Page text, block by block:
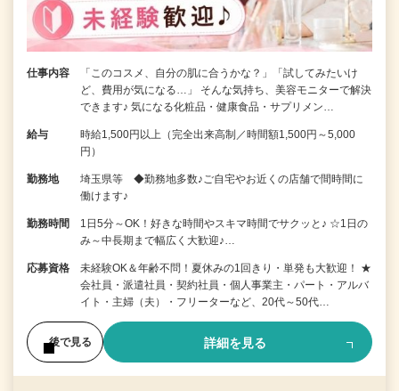
仕事内容
「このコスメ、自分の肌に合うかな？」「試してみたいけ
ど、費用が気になる…」 そんな気持ち、美容モニターで解決
できます♪ 気になる化粧品・健康食品・サプリメン…
給与
時給1,500円以上（完全出来高制／時間額1,500円～5,000
円）
勤務地
埼玉県等 ◆勤務地多数♪ご自宅やお近くの店舗で間時間に
働けます♪
勤務時間
1日5分～OK！好きな時間やスキマ時間でサクッと♪ ☆1日の
み～中長期まで幅広く大歓迎♪…
応募資格
未経験OK＆年齢不問！夏休みの1回きり・単発も大歓迎！ ★
会社員・派遣社員・契約社員・個人事業主・パート・アルバ
イト・主婦（夫）・フリーターなど、20代～50代…
後で見る 詳細を見る